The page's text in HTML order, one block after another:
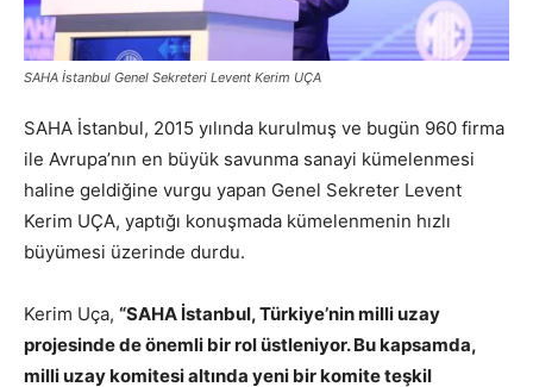
SAHA İstanbul Genel Sekreteri Levent Kerim UÇA
SAHA İstanbul, 2015 yılında kurulmuş ve bugün 960 firma
ile Avrupa’nın en büyük savunma sanayi kümelenmesi
haline geldiğine vurgu yapan Genel Sekreter Levent
Kerim UÇA, yaptığı konuşmada kümelenmenin hızlı
büyümesi üzerinde durdu.
Kerim Uça, “SAHA İstanbul, Türkiye’nin milli uzay
projesinde de önemli bir rol üstleniyor. Bu kapsamda,
milli uzay komitesi altında yeni bir komite teşkil